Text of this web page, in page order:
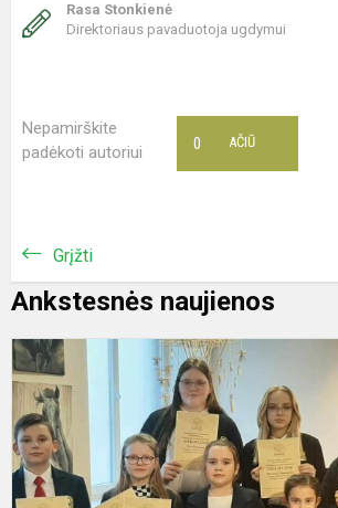
Rasa Stonkienė
Direktoriaus pavaduotoja ugdymui
Nepamirškite
padėkoti autoriui
AČIŪ
0
Grįžti
Ankstesnės naujienos